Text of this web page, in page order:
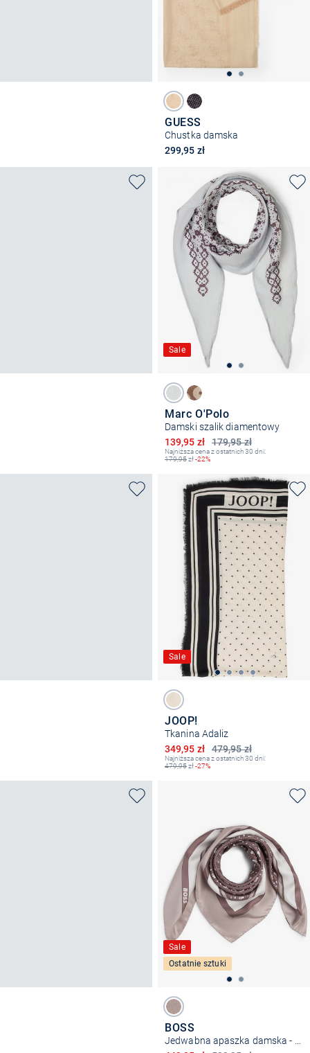
GUESS
Chustka damska
299,95 zł
Sale
Marc O'Polo
Damski szalik diamentowy
179,95 zł
Obniżona cena
139,95 zł
Najniższa cena z ostatnich 30 dni:
179,95zł-22%
Sale
JOOP!
Tkanina Adaliz
479,95 zł
Obniżona cena
349,95 zł
Najniższa cena z ostatnich 30 dni:
479,95zł-27%
Sale
Ostatnie sztuki
BOSS